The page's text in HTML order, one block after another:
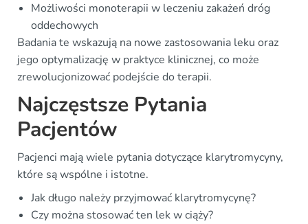
Możliwości monoterapii w leczeniu zakażeń dróg
oddechowych
Badania te wskazują na nowe zastosowania leku oraz
jego optymalizację w praktyce klinicznej, co może
zrewolucjonizować podejście do terapii.
Najczęstsze Pytania
Pacjentów
Pacjenci mają wiele pytania dotyczące klarytromycyny,
które są wspólne i istotne.
Jak długo należy przyjmować klarytromycynę?
Czy można stosować ten lek w ciąży?